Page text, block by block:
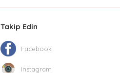
Takip Edin
Facebook
Instagram